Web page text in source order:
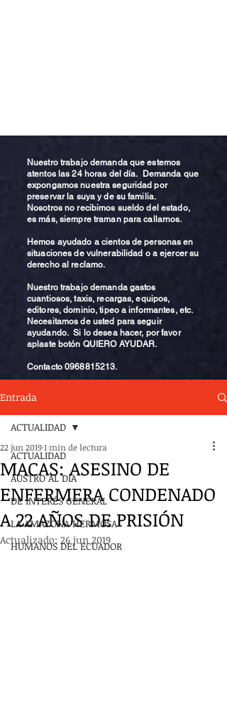
Nuestro trabajo demanda que estemos
atentos las 24 horas del día. Demanda que
expongamos nuestra seguridad por
preservar la suya y de su familia.
Nosotros no recibimos sueldo del estado,
es más, siempre traman para callarnos.
Hemos ayudado a cientos de personas en
situaciones de vulnerabilidad o a ejercer su
derecho al reclamo.
Nuestro trabajo demanda gastos
cuantiosos, taxis, recargas, equipos,
editores, dominio, tipeo a informantes, etc.
Necesitamos de usted para seguir
ayudando. Si lo desea hacer, por favor
aplaste botón QUIERO AYUDAR.
Contacto0968815213.
Entrada
ACTUALIDAD
AUSTRO AL DÍA
DE INTERÉS GENERAL
LA AMAZONA HERMOSA
HUMANOS DEL ECUADOR
ACTUALIDAD
MACAS: ASESINO DE
ENFERMERA CONDENADO
A 22 AÑOS DE PRISIÓN
22 jun 20191 min de lectura
Actualizado: 26 jun 2019